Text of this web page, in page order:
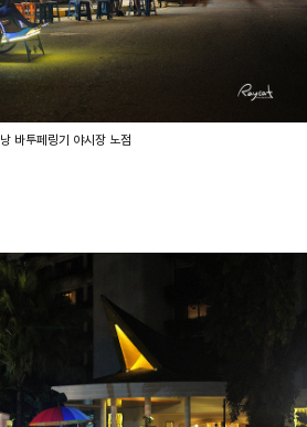
바투페링기 야시장 노점